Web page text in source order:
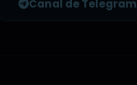
Canal de Telegram